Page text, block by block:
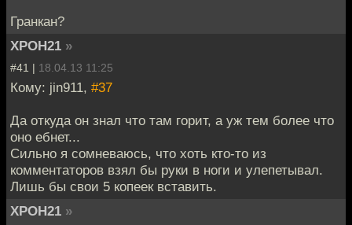
Гранкан?
XPOH21 »
#41 | 18.04.13 11:25
Кому: jin911, #37
Да откуда он знал что там горит, а уж тем более что
оно ебнет...
Сильно я сомневаюсь, что хоть кто-то из
комментаторов взял бы руки в ноги и улепетывал.
Лишь бы свои 5 копеек вставить.
XPOH21 »